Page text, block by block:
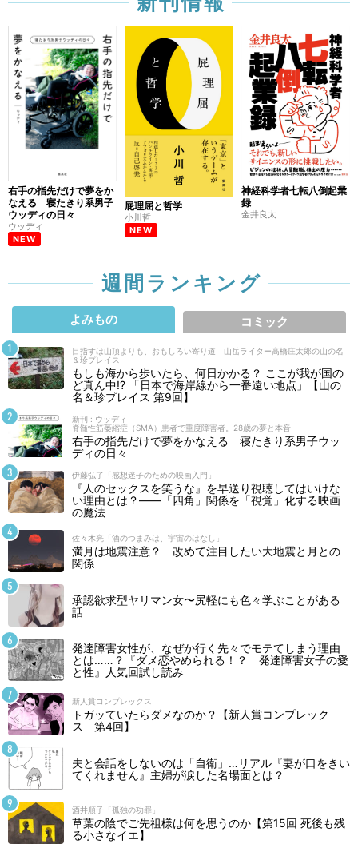
右手の指先だけで夢をか
なえる 寝たきり系男子
ウッディの日々
ウッディ
NEW
屁理屈と哲学
小川哲
NEW
神経科学者七転八倒起業
録
金井良太
週間ランキング
よみもの コミック
目指すは山頂よりも、おもしろい寄り道 山岳ライター高橋庄太郎の山の名
＆珍プレイス
もしも海から歩いたら、何日かかる？ ここが我が国の
ど真ん中!? 「日本で海岸線から一番遠い地点」【山の
名＆珍プレイス 第9回】
新刊 : ウッディ
脊髄性筋萎縮症（SMA）患者で重度障害者。28歳の夢と本音
右手の指先だけで夢をかなえる 寝たきり系男子ウッ
ディの日々
伊藤弘了「感想迷子のための映画入門」
『人のセックスを笑うな』を早送り視聴してはいけな
い理由とは？――「四角」関係を「視覚」化する映画
の魔法
佐々木亮「酒のつまみは、宇宙のはなし」
満月は地震注意？ 改めて注目したい大地震と月との
関係
承認欲求型ヤリマン女〜尻軽にも色々学ぶことがある
話
発達障害女性が、なぜか行く先々でモテてしまう理由
とは……？『ダメ恋やめられる！？ 発達障害女子の愛
と性』人気回試し読み
新人賞コンプレックス
トガッていたらダメなのか？【新人賞コンプレック
ス 第4回】
夫と会話をしないのは「自衛」…リアル『妻が口をきい
てくれません』主婦が涙した名場面とは？
酒井順子「孤独の功罪」
草葉の陰でご先祖様は何を思うのか【第15回 死後も残
る小さなイエ】